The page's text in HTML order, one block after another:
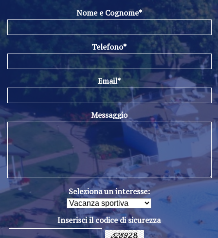
Nome e Cognome*
Telefono*
Email*
Messaggio
Seleziona un interesse:
Inserisci il codice di sicurezza